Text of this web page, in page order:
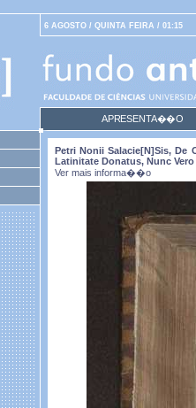
6 AGOSTO / QUINTA FEIRA / 01:15
APRESENTA��O
Petri Nonii Salacie[n]sis, De
Latinitate Donatus, Nunc
Ver mais informa��o